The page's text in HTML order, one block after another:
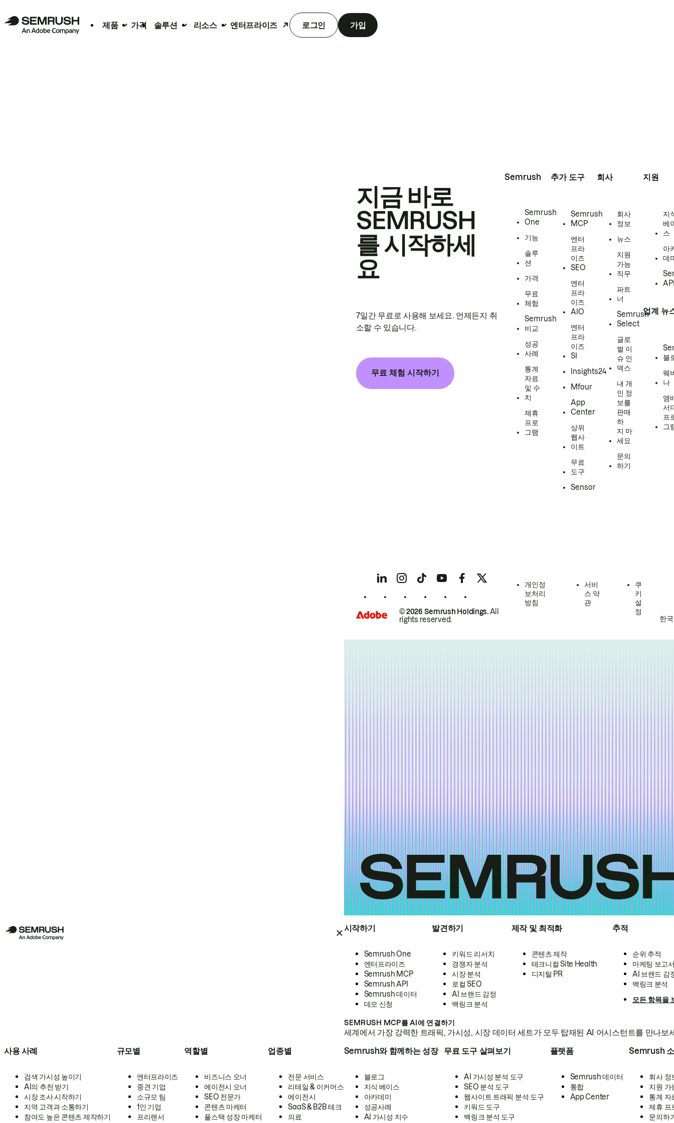
제품 가격 솔루션 리소스 엔터프라이즈 로그인 가입
시작하기
Semrush One
엔터프라이즈
Semrush MCP
Semrush API
Semrush 데이터
데모 신청
발견하기
키워드 리서치
경쟁자 분석
시장 분석
로컬 SEO
AI 브랜드 감정
백링크 분석
제작 및 최적화
콘텐츠 제작
테크니컬 Site Health
디지털 PR
추적
순위 추적
마케팅 보고
AI 브랜드 감
백링크 분석
모든 항목을
SEMRUSH MCP를 AI에 연결하기
세계에서 가장 강력한 트래픽, 가시성, 시장 데이터 세트가 모두 탑재된 AI 어시스턴트를 만나보
사용 사례
검색 가시성 높이기
AI의 추천 받기
시장 조사 시작하기
지역 고객과 소통하기
참여도 높은 콘텐츠 제작하기
규모별
엔터프라이즈
중견 기업
소규모 팀
1인 기업
프리랜서
역할별
비즈니스 오너
에이전시 오너
SEO 전문가
콘텐츠 마케터
풀스택 성장 마케터
업종별
전문 서비스
리테일 & 이커머스
에이전시
SaaS & B2B 테크
의료
Semrush와 함께하는 성장
블로그
지식 베이스
아카데미
성공사례
AI 가시성 지수
무료 도구 살펴보기
AI 가시성 분석 도구
SEO 분석 도구
웹사이트 트래픽 분석 도구
키워드 도구
백링크 분석 도구
플랫폼
Semrush 데이터
통합
App Center
Semrush
회사 정
지원 가
통계 자
제휴 프
문의하
지금 바로
SEMRUSH
를 시작하세
요
7일간 무료로 사용해 보세요. 언제든지 취
소할 수 있습니다.
무료 체험 시작하기
Semrush
Semrush
One
기능
솔루
션
가격
무료
체험
Semrush
비교
성공
사례
통계
자료
및 수
치
제휴
프로
그램
추가 도구
Semrush
MCP
엔터
프라
이즈
SEO
엔터
프라
이즈
AIO
엔터
프라
이즈
SI
Insights24
Mfour
App
Center
상위
웹사
이트
무료
도구
Sensor
회사
회사
정보
뉴스
지원
가능
직무
파트
너
Semrush
Select
글로
벌 이
슈 인
덱스
내 개
인 정
보를
판매
하
지 마
세요
문의
하기
지원
지
베
스
아
데
업계 뉴
블
웨
나
앰
서
프
그
© 2026 Semrush Holdings.All
rights reserved.
개인정
보처리
방침
서비
스 약
관
쿠
키
설
정
한